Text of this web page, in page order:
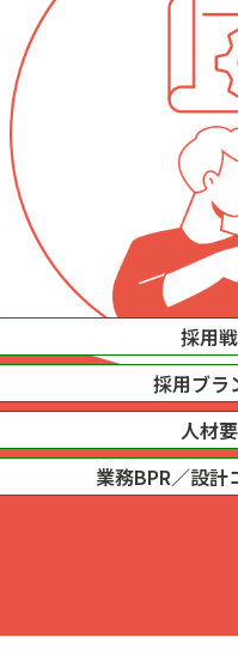
採用
採用ブラ
人材
業務BPR／設計